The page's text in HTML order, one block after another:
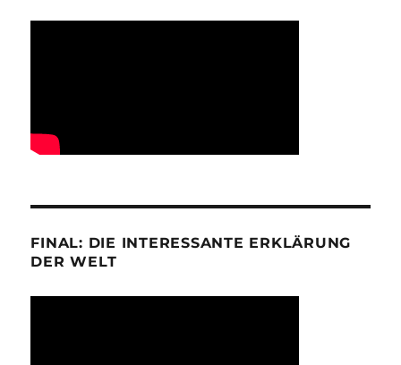
FINAL: DIE INTERESSANTE ERKLÄRUNG
DER WELT